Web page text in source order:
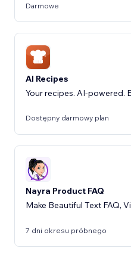
Darmowe
AI Recipes
Your recipes. AI-powered.
Dostępny darmowy plan
Nayra Product FAQ
Make Beautiful Text FAQ,
7 dni okresu próbnego